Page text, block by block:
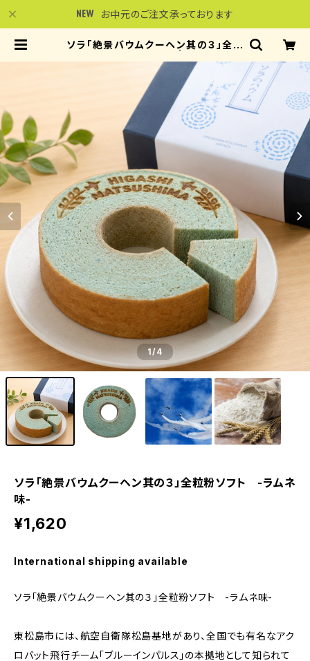
お中元のご注文承っております
ソラ「絶景バウムクーヘン其の３」全粒
ム工房 NOBICO
1/4
ソラ「絶景バウムクーヘン其の３」全粒粉ソフト -ラムネ
味-
¥1,620
International shipping available
ソラ「絶景バウムクーヘン其の３」全粒粉ソフト -ラムネ味-
東松島市には、航空自衛隊松島基地があり、全国でも有名なアク
ロバット飛行チーム「ブルーインパルス」の本拠地として知られて